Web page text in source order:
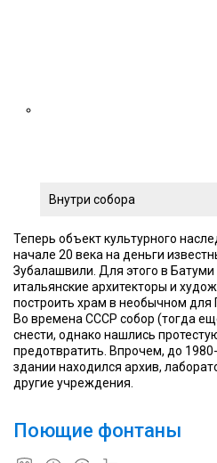
Внутри собора
Теперь объект культурного
начале 20 века на деньги
Зубалашвили. Для этого в
итальянские архитекторы и
построить храм в необычном для
Во времена СССР собор (тогда
снести, однако нашлись
предотвратить. Впрочем, до
здании находился архив,
другие учреждения.
Поющие фонтаны